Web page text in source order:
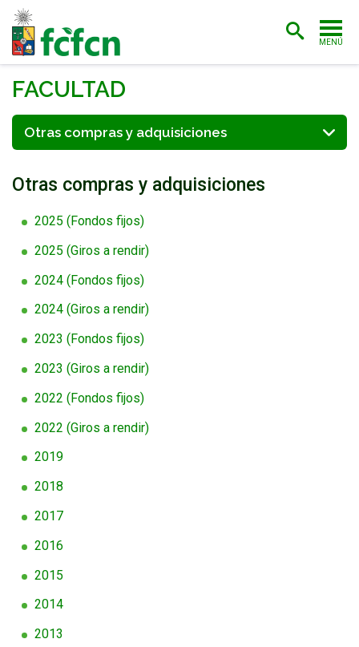
MENÚ
ADMISIÓN
CARRERAS
POSTGRADO
INVESTIGACIÓN
EXTENSIÓN
BIBLIOTECA
FUNCIONARIAS/OS
FACULTAD
Otras compras y adquisiciones
Otras compras y adquisiciones
2025 (Fondos fijos)
2025 (Giros a rendir)
2024 (Fondos fijos)
2024 (Giros a rendir)
2023 (Fondos fijos)
2023 (Giros a rendir)
2022 (Fondos fijos)
2022 (Giros a rendir)
2019
2018
2017
2016
2015
2014
2013